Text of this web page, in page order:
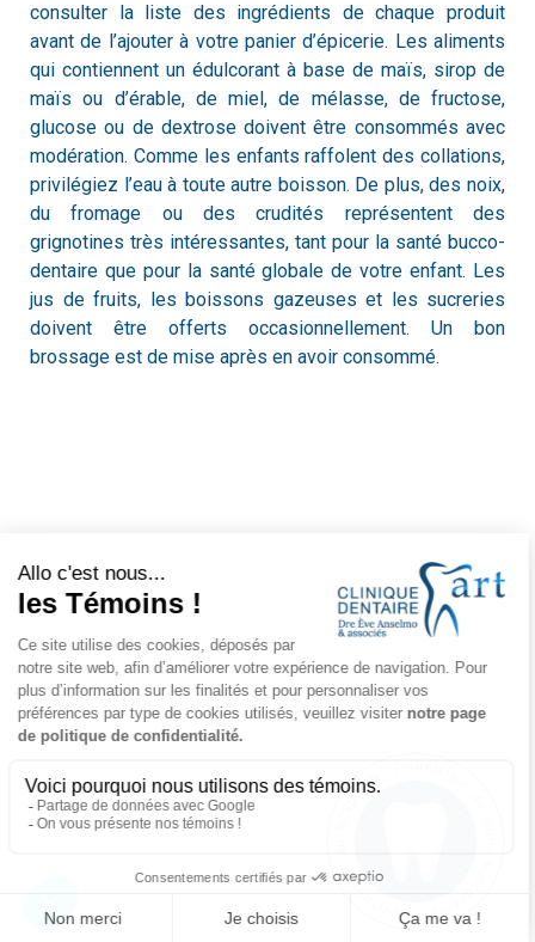
consulter la liste des ingrédients de chaque produit
avant de l’ajouter à votre panier d’épicerie. Les aliments
qui contiennent un édulcorant à base de maïs, sirop de
maïs ou d’érable, de miel, de mélasse, de fructose,
glucose ou de dextrose doivent être consommés avec
modération. Comme les enfants raffolent des collations,
privilégiez l’eau à toute autre boisson. De plus, des noix,
du fromage ou des crudités représentent des
grignotines très intéressantes, tant pour la santé bucco-
dentaire que pour la santé globale de votre enfant. Les
jus de fruits, les boissons gazeuses et les sucreries
doivent être offerts occasionnellement. Un bon
brossage est de mise après en avoir consommé.